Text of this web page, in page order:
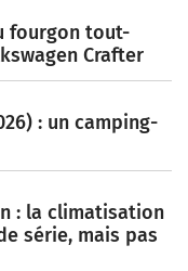
fourgon tout-
Crafter
: un camping-
: la climatisation
série, mais pas